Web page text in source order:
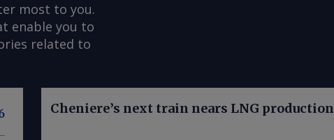
most to you.
enable you to
related to
Cheniere’s next train nears LNG production